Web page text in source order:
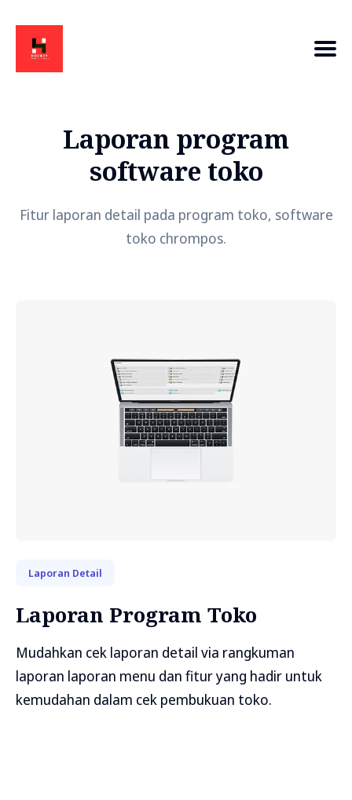
Laporan program
software toko
Fitur laporan detail pada program toko, software
toko chrompos.
Laporan Detail
Laporan Program Toko
Mudahkan cek laporan detail via rangkuman
laporan laporan menu dan fitur yang hadir untuk
kemudahan dalam cek pembukuan toko.